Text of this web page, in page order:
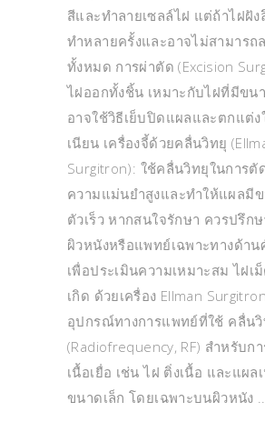
สีและทำลายเซลล์ไฝ แต่ถ้าไฝฝัง
ทำหลายครั้งและอาจไม่สามารถ
ทั้งหมด การผ่าตัด (Excision
ไฝออกทั้งชิ้น เหมาะกับไฝที่มีขน
อาจใช้วิธีเย็บปิดแผลและตกแต่ง
เนียน เครื่องจี้ด้วยคลื่นวิทยุ
Surgitron): ใช้คลื่นวิทยุในการตั
ความแม่นยำสูงและทำให้แผลมี
ตัวเร็ว หากสนใจรักษา ควรปรึก
ผิวหนังหรือแพทย์เฉพาะทางด้าน
เพื่อประเมินความเหมาะสม ไฝ
เกิด ด้วยเครื่อง Ellman
อุปกรณ์ทางการแพทย์ที่ใช้ คลื่น
(Radiofrequency, RF) สำหรับก
เนื้อเยื่อ เช่น ไฝ ติ่งเนื้อ และแผล
ขนาดเล็ก โดยเฉพาะบนผิวหนัง